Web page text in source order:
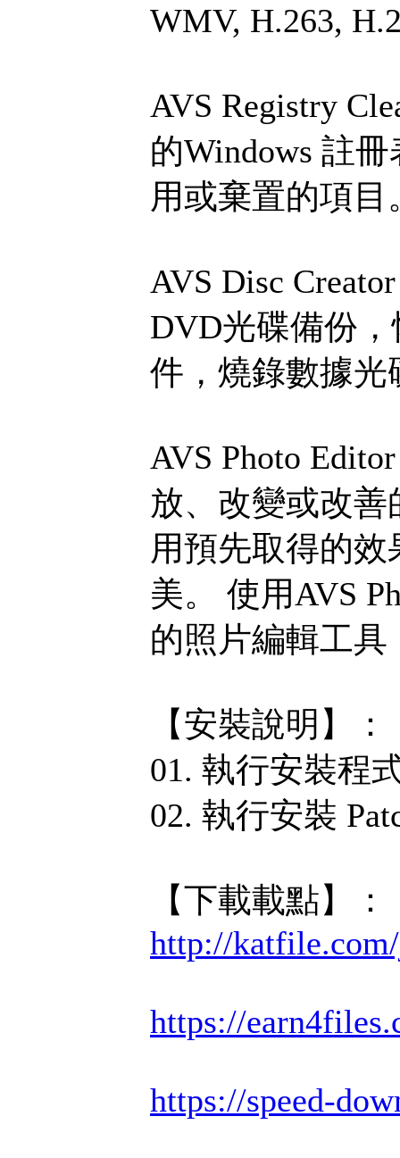
WMV, H.263,
AVS Registry
的Windows 註
用或棄置的項
AVS Disc
DVD光碟備份
件，燒錄數據光
AVS Photo
放、改變或改
用預先取得的
美。 使用AVS
的照片編輯工具
【安裝說明】：
01. 執行安裝程
02. 執行安裝
【下載載點】：
http://
https://
https://speed-